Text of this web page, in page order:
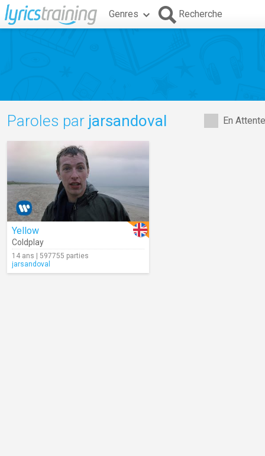
Genres Recherche
En
Paroles par jarsandoval
Yellow
Coldplay
14 ans | 597755 parties
jarsandoval